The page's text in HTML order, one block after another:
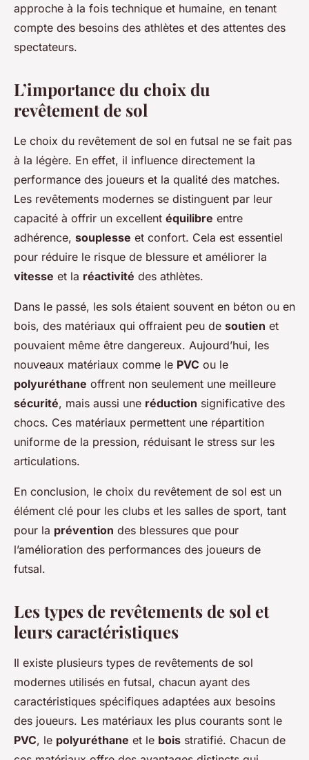
approche à la fois technique et humaine, en tenant
compte des besoins des athlètes et des attentes des
spectateurs.
L’importance du choix du
revêtement de sol
Le choix du revêtement de sol en futsal ne se fait pas
à la légère. En effet, il influence directement la
performance des joueurs et la qualité des matches.
Les revêtements modernes se distinguent par leur
capacité à offrir un excellent équilibre entre
adhérence, souplesse et confort. Cela est essentiel
pour réduire le risque de blessure et améliorer la
vitesse et la réactivité des athlètes.
Dans le passé, les sols étaient souvent en béton ou en
bois, des matériaux qui offraient peu de soutien et
pouvaient même être dangereux. Aujourd’hui, les
nouveaux matériaux comme le PVC ou le
polyuréthane offrent non seulement une meilleure
sécurité, mais aussi une réduction significative des
chocs. Ces matériaux permettent une répartition
uniforme de la pression, réduisant le stress sur les
articulations.
En conclusion, le choix du revêtement de sol est un
élément clé pour les clubs et les salles de sport, tant
pour la prévention des blessures que pour
l’amélioration des performances des joueurs de
futsal.
Les types de revêtements de sol et
leurs caractéristiques
Il existe plusieurs types de revêtements de sol
modernes utilisés en futsal, chacun ayant des
caractéristiques spécifiques adaptées aux besoins
des joueurs. Les matériaux les plus courants sont le
PVC, le polyuréthane et le bois stratifié. Chacun de